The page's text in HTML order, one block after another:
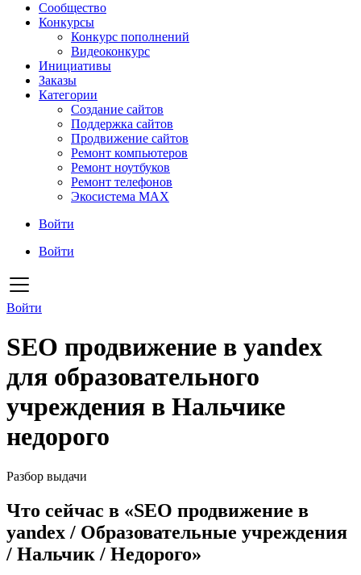
Сообщество
Конкурсы
Конкурс пополнений
Видеоконкурс
Инициативы
Заказы
Категории
Создание сайтов
Поддержка сайтов
Продвижение сайтов
Ремонт компьютеров
Ремонт ноутбуков
Ремонт телефонов
Экосистема MAX
Войти
Войти
Войти
SEO продвижение в yandex
для образовательного
учреждения в Нальчике
недорого
Разбор выдачи
Что сейчас в «SEO продвижение в
yandex / Образовательные учреждения
/ Нальчик / Недорого»